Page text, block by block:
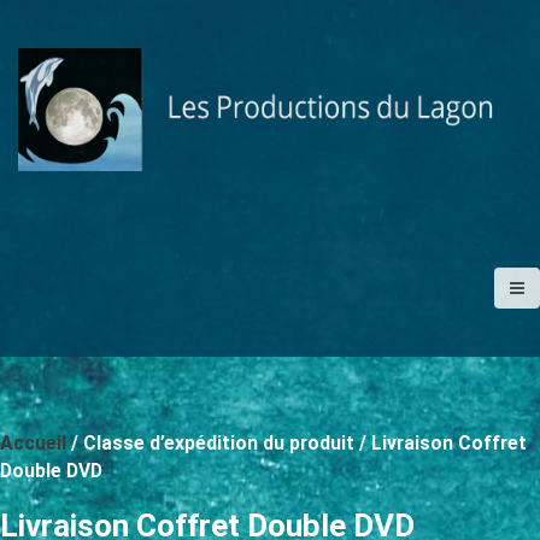
n
u
p
r
i
n
Accueil/ Classe d’expédition du produit / Livraison Coffret
Double DVD
Livraison Coffret Double DVD